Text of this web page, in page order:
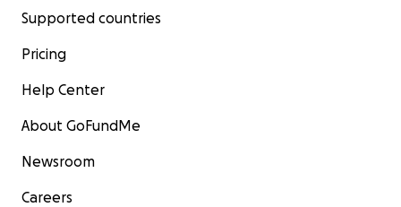
Supported countries
Pricing
Help Center
About GoFundMe
Newsroom
Careers